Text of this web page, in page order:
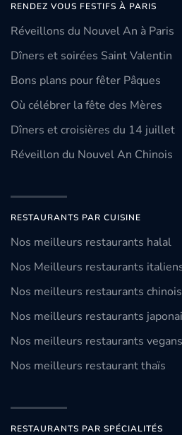
RENDEZ VOUS FESTIFS À PARIS
Réveillons du Nouvel An à Paris
Dîners et soirées Saint Valentin
Bons plans pour fêter Pâques
Où célébrer la fête des Mères
Dîners et croisières du 14 juillet
Réveillon du Nouvel An Chinois
RESTAURANTS PAR CUISINE
Nos meilleurs restaurants halal
Nos Meilleurs restaurants
Nos meilleurs restaurants chinois
Nos meilleurs restaurants
Nos meilleurs restaurants vegans
Nos meilleurs restaurant thaïs
RESTAURANTS PAR SPÉCIALITÉS